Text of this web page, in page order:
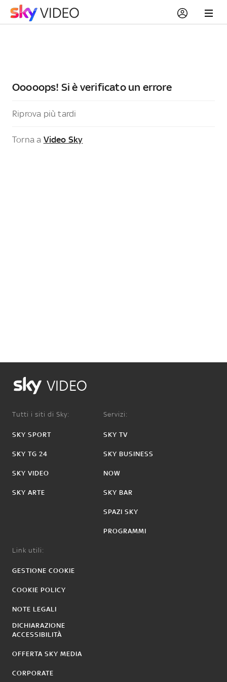
Ooooops! Si è verificato un errore
Riprova più tardi
Torna a Video Sky
VIDEO
Tutti i siti di Sky:
SKY SPORT
SKY TG 24
SKY VIDEO
SKY ARTE
Servizi:
SKY TV
SKY BUSINESS
NOW
SKY BAR
SPAZI SKY
PROGRAMMI
Link utili:
GESTIONE COOKIE
COOKIE POLICY
NOTE LEGALI
DICHIARAZIONE
ACCESSIBILITÀ
OFFERTA SKY MEDIA
CORPORATE